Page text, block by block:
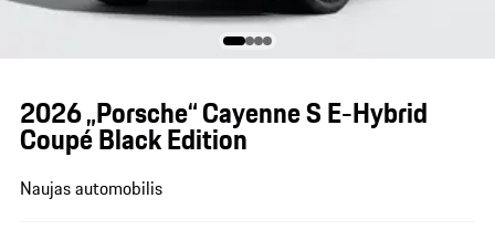
2026 „Porsche“ Cayenne S E-Hybrid
Coupé Black Edition
Naujas automobilis